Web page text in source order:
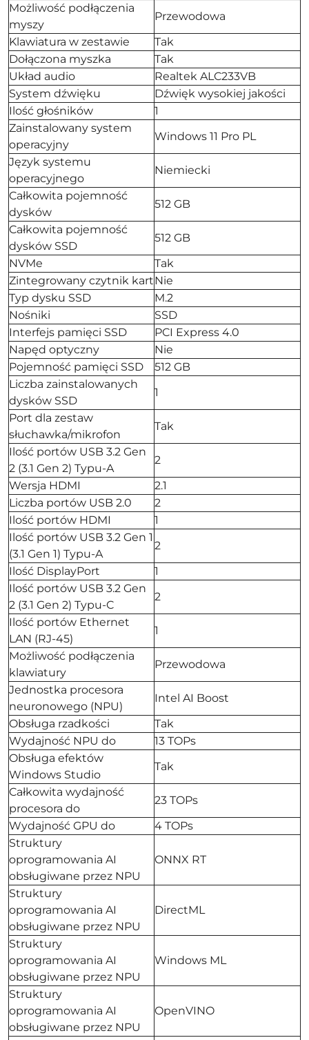
Możliwość podłączenia
myszy
Przewodowa
Klawiatura w zestawie
Tak
Dołączona myszka
Tak
Układ audio
Realtek ALC233VB
System dźwięku
Dźwięk wysokiej jakości
Ilość głośników
1
Zainstalowany system
operacyjny
Windows 11 Pro PL
Język systemu
operacyjnego
Niemiecki
Całkowita pojemność
dysków
512 GB
Całkowita pojemność
dysków SSD
512 GB
NVMe
Tak
Zintegrowany czytnik kartNie
Typ dysku SSD
M.2
Nośniki
SSD
Interfejs pamięci SSD
PCI Express 4.0
Napęd optyczny
Nie
Pojemność pamięci SSD
512 GB
Liczba zainstalowanych
dysków SSD
1
Port dla zestaw
słuchawka/mikrofon
Tak
Ilość portów USB 3.2 Gen
2 (3.1 Gen 2) Typu-A
2
Wersja HDMI
2.1
Liczba portów USB 2.0
2
Ilość portów HDMI
1
Ilość portów USB 3.2 Gen 1
(3.1 Gen 1) Typu-A
2
Ilość DisplayPort
1
Ilość portów USB 3.2 Gen
2 (3.1 Gen 2) Typu-C
2
Ilość portów Ethernet
LAN (RJ-45)
1
Możliwość podłączenia
klawiatury
Przewodowa
Jednostka procesora
neuronowego (NPU)
Intel AI Boost
Obsługa rzadkości
Tak
Wydajność NPU do
13 TOPs
Obsługa efektów
Windows Studio
Tak
Całkowita wydajność
procesora do
23 TOPs
Wydajność GPU do
4 TOPs
Struktury
oprogramowania AI
obsługiwane przez NPU
ONNX RT
Struktury
oprogramowania AI
obsługiwane przez NPU
DirectML
Struktury
oprogramowania AI
obsługiwane przez NPU
Windows ML
Struktury
oprogramowania AI
obsługiwane przez NPU
OpenVINO